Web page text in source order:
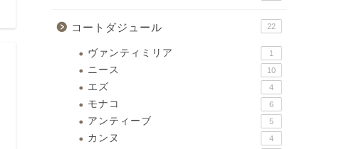
コートダジュール 22
ヴァンティミリア 1
ニース 10
エズ 4
モナコ 6
アンティーブ 5
カンヌ 4